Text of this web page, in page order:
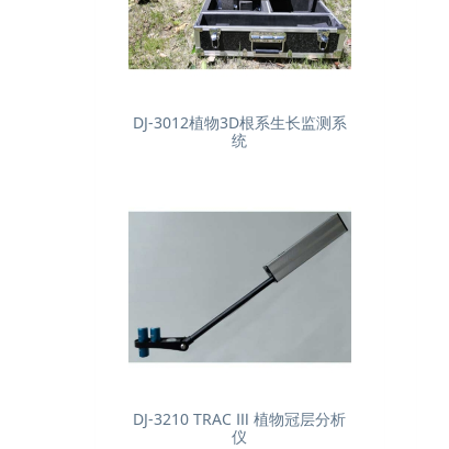
DJ-3012植物3D根系生长监测系
统
DJ-3210 TRAC Ⅲ 植物冠层分析
仪